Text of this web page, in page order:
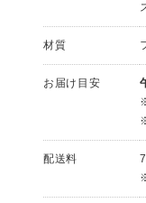
材質
お届け目安
配送料